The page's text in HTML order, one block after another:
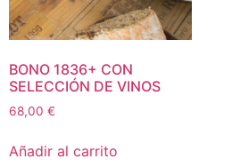
BONO 1836+ CON
SELECCIÓN DE VINOS
68,00 €
Añadir al carrito